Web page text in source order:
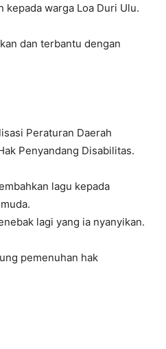
warga Loa Duri Ulu.
dan terbantu dengan
Peraturan Daerah
Penyandang Disabilitas.
lagu kepada
lagi yang ia nyanyikan.
pemenuhan hak